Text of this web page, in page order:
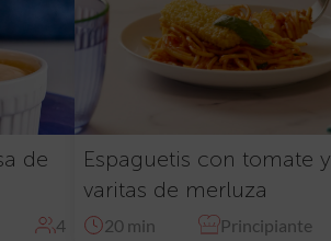
de
4
Espaguetis con tomate y
varitas de merluza
20 min Principiante